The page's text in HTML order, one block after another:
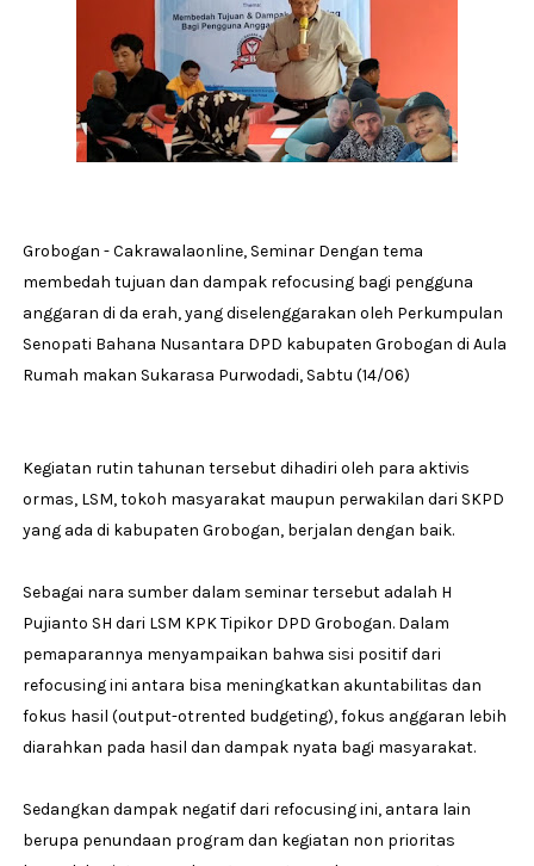
Grobogan - Cakrawalaonline, Seminar Dengan tema
membedah tujuan dan dampak refocusing bagi pengguna
anggaran di da erah, yang diselenggarakan oleh Perkumpulan
Senopati Bahana Nusantara DPD kabupaten Grobogan di Aula
Rumah makan Sukarasa Purwodadi, Sabtu (14/06)
Kegiatan rutin tahunan tersebut dihadiri oleh para aktivis
ormas, LSM, tokoh masyarakat maupun perwakilan dari SKPD
yang ada di kabupaten Grobogan, berjalan dengan baik.
Sebagai nara sumber dalam seminar tersebut adalah H
Pujianto SH dari LSM KPK Tipikor DPD Grobogan. Dalam
pemaparannya menyampaikan bahwa sisi positif dari
refocusing ini antara bisa meningkatkan akuntabilitas dan
fokus hasil (output-otrented budgeting), fokus anggaran lebih
diarahkan pada hasil dan dampak nyata bagi masyarakat.
Sedangkan dampak negatif dari refocusing ini, antara lain
berupa penundaan program dan kegiatan non prioritas